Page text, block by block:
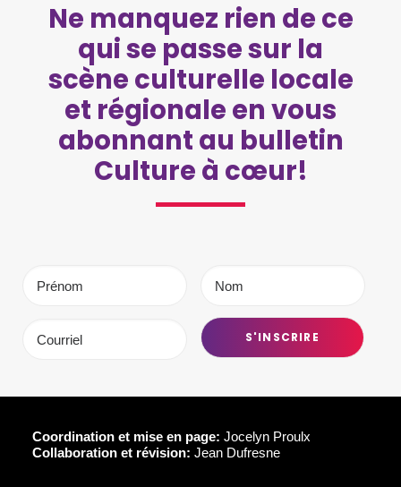
Ne manquez rien de ce
qui se passe sur la
scène culturelle locale
et régionale en vous
abonnant au bulletin
Culture à cœur!
Coordination et mise en page: Jocelyn Proulx
Collaboration et révision: Jean Dufresne